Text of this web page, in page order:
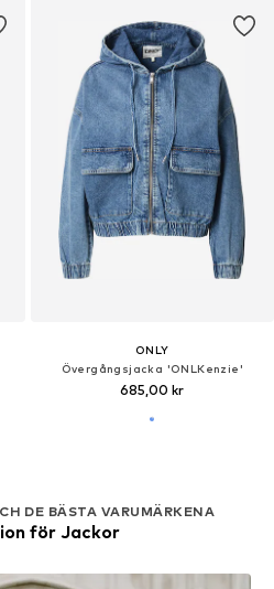
ONLY
Övergångsjacka 'ONLKenzie'
685,00 kr
DE BÄSTA VARUMÄRKENA
för Jackor